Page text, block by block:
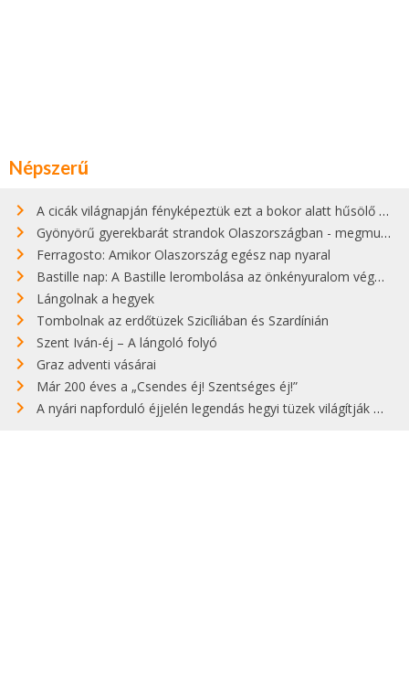
Népszerű
A cicák világnapján fényképeztük ezt a bokor alatt hűsölő cicát Kisorosziban
Gyönyörű gyerekbarát strandok Olaszországban - megmutatjuk a 15 legjobbat
Ferragosto: Amikor Olaszország egész nap nyaral
Bastille nap: A Bastille lerombolása az önkényuralom végét jelentette
Lángolnak a hegyek
Tombolnak az erdőtüzek Szicíliában és Szardínián
Szent Iván-éj – A lángoló folyó
Graz adventi vásárai
Már 200 éves a „Csendes éj! Szentséges éj!”
A nyári napforduló éjjelén legendás hegyi tüzek világítják meg Zugspitzét